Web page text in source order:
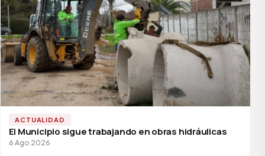
ACTUALIDAD
El Municipio sigue trabajando en obras hidráulicas
6 Ago 2026